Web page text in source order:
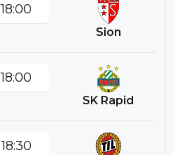
18:00
Sion
18:00
SK Rapid
18:30